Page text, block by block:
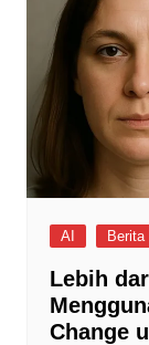
AI Berita
Lebih
Change